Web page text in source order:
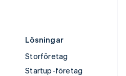
Lösningar
Storföretag
Startup-företag